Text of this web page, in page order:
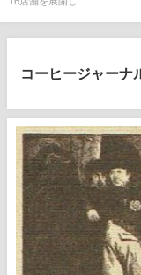
コーヒージャーナ